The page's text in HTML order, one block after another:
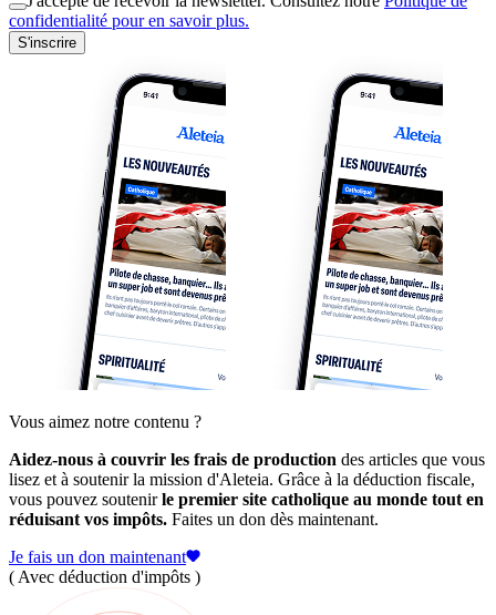
confidentialité pour en savoir plus.
S'inscrire
Vous aimez notre contenu ?
Aidez-nous à couvrir les frais de production des articles que vous
lisez et à soutenir la mission d'Aleteia. Grâce à la déduction fiscale,
vous pouvez soutenirle premier site catholique au monde tout en
réduisant vos impôts. Faites un don dès maintenant.
Je fais un don maintenant
( Avec déduction d'impôts )